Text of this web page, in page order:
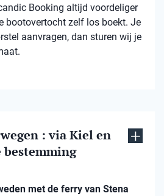
Booking altijd voordeliger
bootovertocht zelf los boekt. Je
aanvragen, dan sturen wij je
: via Kiel en
bestemming
met de ferry van Stena